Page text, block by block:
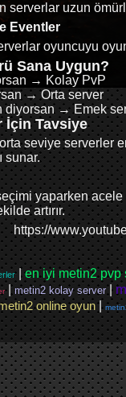
serverlar uzun
Eventler
oyuncuyu
Sana Uygun?
→ Kolay PvP
→ Orta server
diyorsan → Emek
İçin Tavsiye
seviye serverler
sunar.
yaparken
artırır.
https://
|en iyi metin2 pvp
|metin2 kolay server|
online oyun|